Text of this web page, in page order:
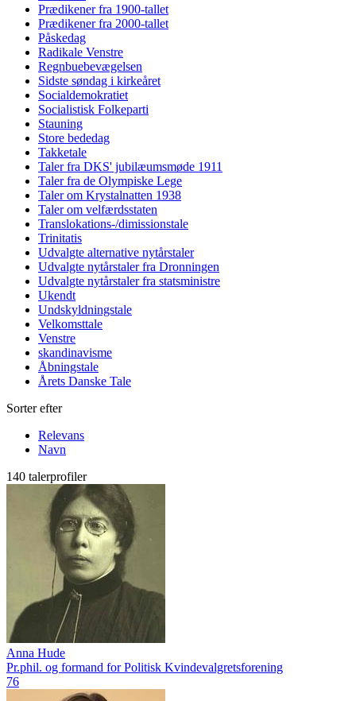
Prædikener fra 1900-tallet
Prædikener fra 2000-tallet
Påskedag
Radikale Venstre
Regnbuebevægelsen
Sidste søndag i kirkeåret
Socialdemokratiet
Socialistisk Folkeparti
Stauning
Store bededag
Takketale
Taler fra DKS' jubilæumsmøde 1911
Taler fra de Olympiske Lege
Taler om Krystalnatten 1938
Taler om velfærdsstaten
Translokations-/dimissionstale
Trinitatis
Udvalgte alternative nytårstaler
Udvalgte nytårstaler fra Dronningen
Udvalgte nytårstaler fra statsministre
Ukendt
Undskyldningstale
Velkomsttale
Venstre
skandinavisme
Åbningstale
Årets Danske Tale
Sorter efter
Relevans
Navn
140 talerprofiler
Anna Hude
Pr.phil. og formand for Politisk Kvindevalgretsforening
76